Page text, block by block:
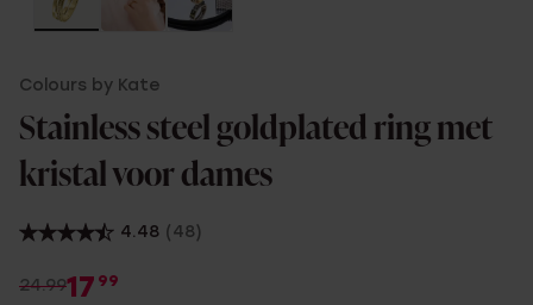
Colours by Kate
Stainless steel goldplated ring met
kristal voor dames
4.48 (48)
24.9917 99